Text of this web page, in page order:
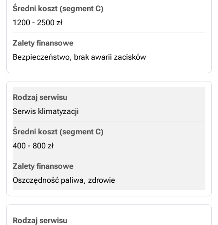
1200 - 2500 zł
Bezpieczeństwo, brak awarii zacisków
Serwis klimatyzacji
400 - 800 zł
Oszczędność paliwa, zdrowie